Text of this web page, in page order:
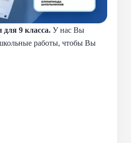
9 класса. У нас Вы
работы, чтобы Вы